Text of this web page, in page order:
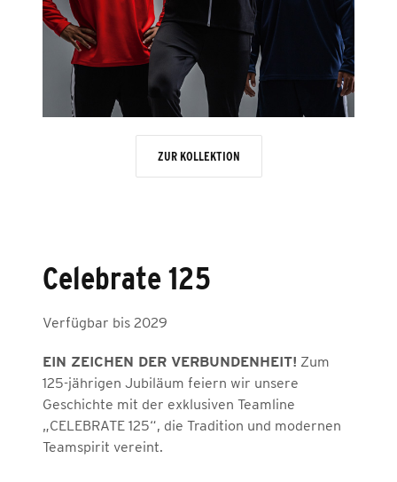
Celebrate 125
Verfügbar bis 2029
EIN ZEICHEN DER VERBUNDENHEIT! Zum
125-jährigen Jubiläum feiern wir unsere
Geschichte mit der exklusiven Teamline
„CELEBRATE 125“, die Tradition und modernen
Teamspirit vereint.
ZUR KOLLEKTION